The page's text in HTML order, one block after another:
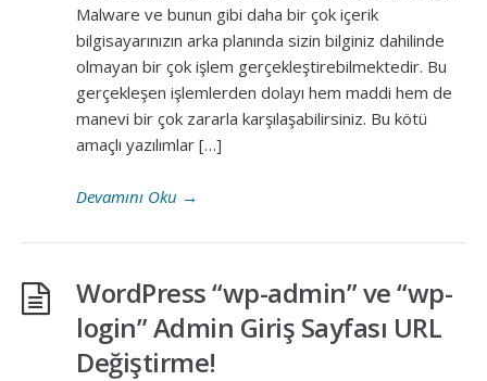
Malware ve bunun gibi daha bir çok içerik
bilgisayarınızın arka planında sizin bilginiz dahilinde
olmayan bir çok işlem gerçekleştirebilmektedir. Bu
gerçekleşen işlemlerden dolayı hem maddi hem de
manevi bir çok zararla karşılaşabilirsiniz. Bu kötü
amaçlı yazılımlar […]
Devamını Oku →
WordPress “wp-admin” ve “wp-
login” Admin Giriş Sayfası URL
Değiştirme!